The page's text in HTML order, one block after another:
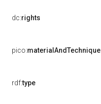
dc:rights
pico:materialAndTechnique
rdf:type